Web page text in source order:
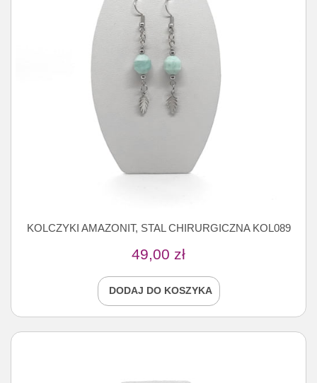
KOLCZYKI AMAZONIT, STAL CHIRURGICZNA KOL089
49,00 zł
DODAJ DO KOSZYKA